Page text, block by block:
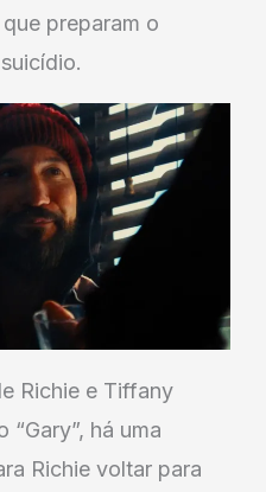
preparam o
Richie e Tiffany
há uma
Richie voltar para